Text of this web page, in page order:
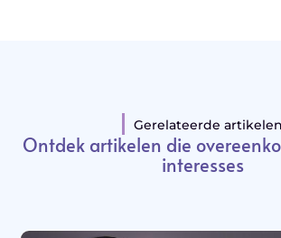
Gerelateerde artikelen
Ontdek artikelen die
interesses